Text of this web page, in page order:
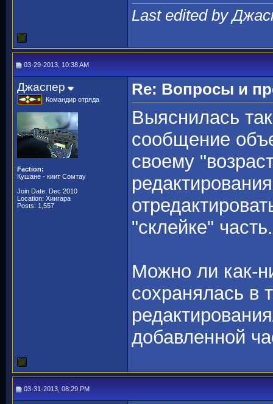
Last edited by
03-29-2013, 10:38 AM
Джаспер
Командир отряда
Faction:
Кушане - киит Сомтау
Join Date: Dec 2010
Location: Хиигара
Posts: 1,557
Re: Вопросы и
Выяснилась
сообщение
своему
"склейке" часть.
Можно ли как-
сохранялась в
добавленной
03-31-2013, 08:29 PM